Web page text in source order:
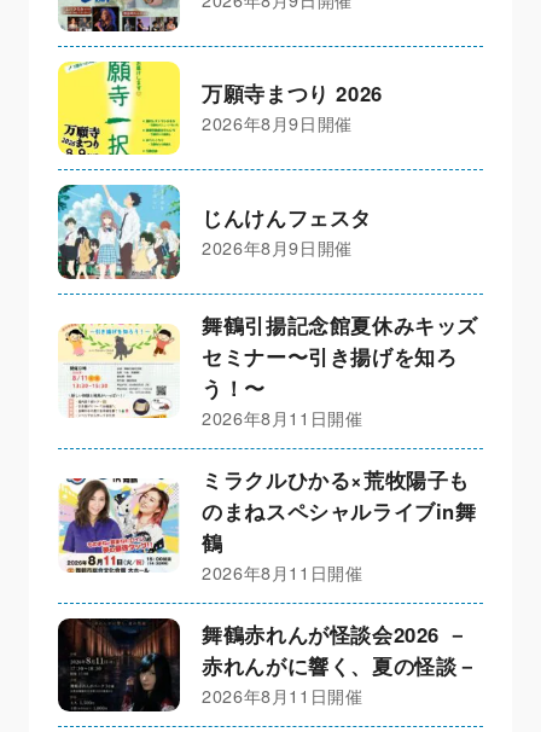
万願寺まつり 2026
2026年8月9日開催
じんけんフェスタ
2026年8月9日開催
舞鶴引揚記念館夏休みキッズ
セミナー〜引き揚げを知ろ
う！〜
2026年8月11日開催
ミラクルひかる×荒牧陽子も
のまねスペシャルライブin舞
鶴
2026年8月11日開催
舞鶴赤れんが怪談会2026 －
赤れんがに響く、夏の怪談－
2026年8月11日開催